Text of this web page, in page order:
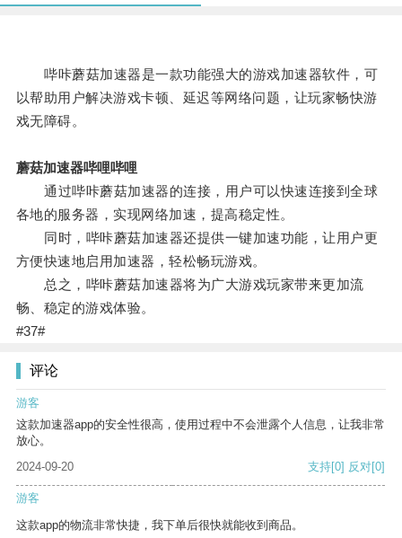
哔咔蘑菇加速器是一款功能强大的游戏加速器软件，可
以帮助用户解决游戏卡顿、延迟等网络问题，让玩家畅快游
戏无障碍。
蘑菇加速器哔哩哔哩
通过哔咔蘑菇加速器的连接，用户可以快速连接到全球
各地的服务器，实现网络加速，提高稳定性。
同时，哔咔蘑菇加速器还提供一键加速功能，让用户更
方便快速地启用加速器，轻松畅玩游戏。
总之，哔咔蘑菇加速器将为广大游戏玩家带来更加流
畅、稳定的游戏体验。
#37#
评论
游客
这款加速器app的安全性很高，使用过程中不会泄露个人信息，让我非常
放心。
2024-09-20
支持[0] 反对[0]
游客
这款app的物流非常快捷，我下单后很快就能收到商品。